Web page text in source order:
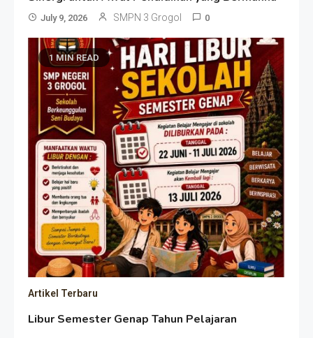
July 9, 2026 SMPN 3 Grogol 0
1 MIN READ
Artikel Terbaru
Libur Semester Genap Tahun Pelajaran